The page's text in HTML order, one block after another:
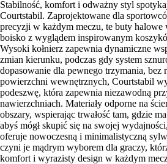
Stabilność, komfort i odważny styl
Courtstabil. Zaprojektowane dla
precyzji w każdym meczu, te buty halowe
boisko z wyglądem inspirowanym
Wysoki kołnierz zapewnia dynamiczne
zmian kierunku, podczas gdy system
dopasowanie dla pewnego trzymania, bez
powierzchni wewnętrznych, Courtstabil
podeszwę, która zapewnia niezawodną
nawierzchniach. Materiały odporne na
obszary, wspierając trwałość tam, gdzie
abyś mógł skupić się na swojej
oferuje nowoczesną i minimalistyczną
czyni je mądrym wyborem dla graczy,
komfort i wyrazisty design w każdym